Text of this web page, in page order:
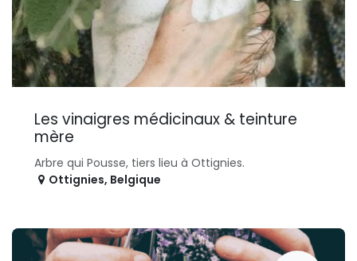
Les vinaigres médicinaux & teinture
mère
Arbre qui Pousse, tiers lieu à Ottignies.
Ottignies, Belgique